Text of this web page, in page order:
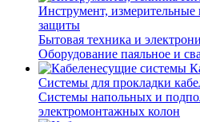
Инструмент, измерительные
защиты
Бытовая техника и
Оборудование паяльное и
Системы для прокладки
Системы напольных и
электромонтажных колон